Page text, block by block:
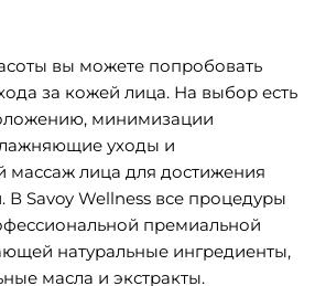
вы можете попробовать
за кожей лица. На выбор есть
минимизации
уходы и
массаж лица для достижения
Savoy Wellness все процедуры
премиальной
натуральные ингредиенты,
масла и экстракты.